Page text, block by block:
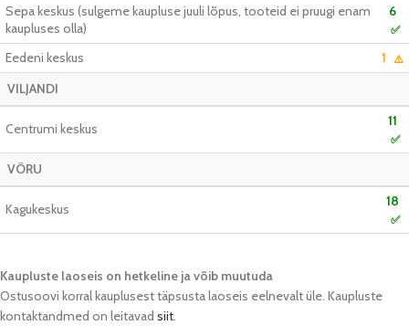
Sepa keskus (sulgeme kaupluse juuli lõpus, tooteid ei pruugi enam
kaupluses olla)
6
✅
Eedeni keskus 1 ⚠️
VILJANDI
Centrumi keskus 11
✅
VÕRU
Kagukeskus 18
✅
Kaupluste laoseis on hetkeline ja võib muutuda​
Ostusoovi korral kauplusest täpsusta laoseis eelnevalt üle. Kaupluste
kontaktandmed on leitavad siit.